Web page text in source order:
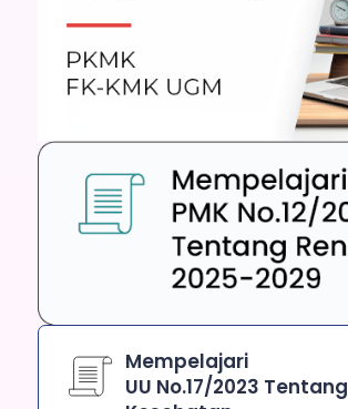
Mempelajari
UU No.17/2023 Tentang